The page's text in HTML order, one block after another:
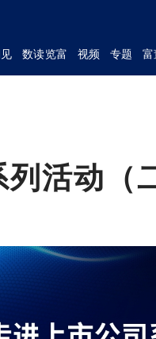
数读览富 视频 专题
列活动